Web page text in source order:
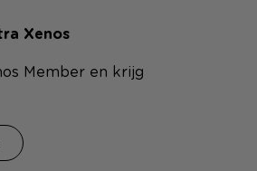
Xenos
Member en krijg